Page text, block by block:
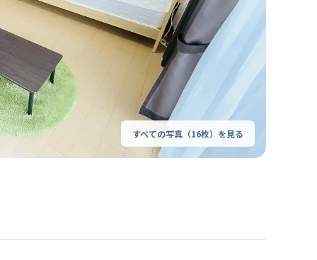
すべての写真（16枚）を見る